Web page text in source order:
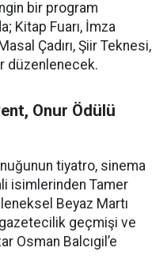
bir program
Kitap Fuarı, İmza
Çadırı, Şiir Teknesi,
düzenlenecek.
Onur Ödülü
tiyatro, sinema
isimlerinden Tamer
Beyaz Martı
geçmişi ve
Osman Balcıgil’e